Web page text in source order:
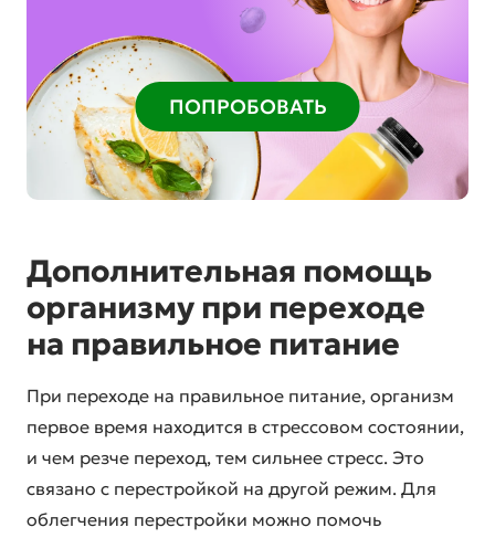
ПОПРОБОВАТЬ
Дополнительная помощь
организму при переходе
на правильное питание
При переходе на правильное питание, организм
первое время находится в стрессовом состоянии,
и чем резче переход, тем сильнее стресс. Это
связано с перестройкой на другой режим. Для
облегчения перестройки можно помочь